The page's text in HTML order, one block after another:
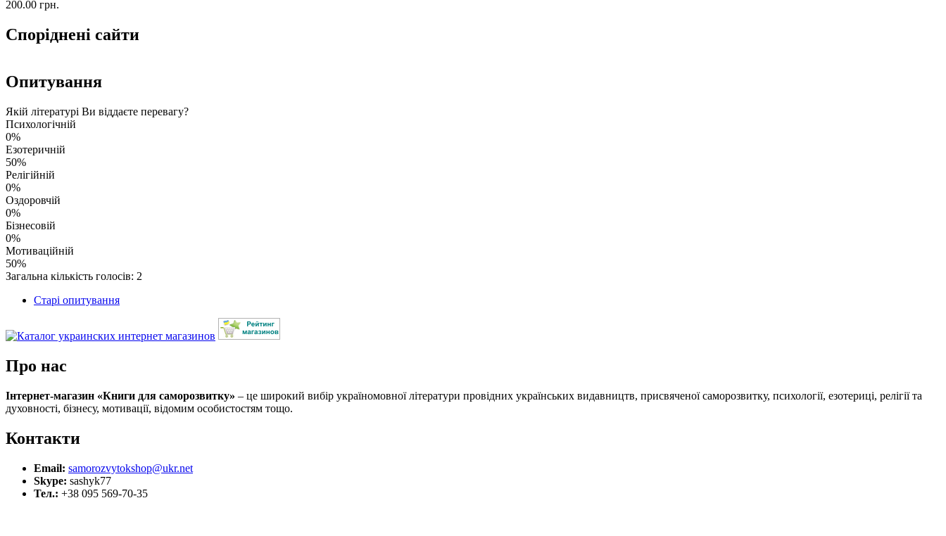
200.00 грн.
Споріднені сайти
Опитування
Якій літературі Ви віддаєте перевагу?
Психологічній
0%
Езотеричній
50%
Релігійній
0%
Оздоровчій
0%
Бізнесовій
0%
Мотиваційній
50%
Загальна кількість голосів: 2
Старі опитування
Про нас
Інтернет-магазин «Книги для саморозвитку» – це широкий вибір україномовної літератури провідних українських видавництв, присвяченої саморозвитку, психології, езотериці, релігії та
духовності, бізнесу, мотивації, відомим особистостям тощо.
Контакти
Email: samorozvytokshop@ukr.net
Skype: sashyk77
Тел.: +38 095 569-70-35